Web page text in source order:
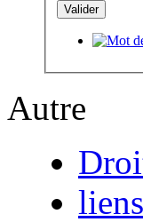
Autre
liens